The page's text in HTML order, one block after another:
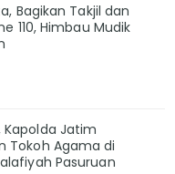
Bagikan Takjil dan
110, Himbau Mudik
Kapolda Jatim
Tokoh Agama di
Pasuruan